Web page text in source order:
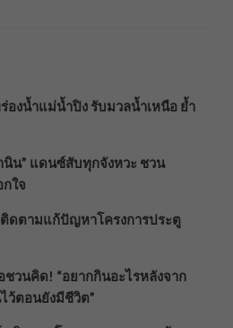
องน้ำแม่น้ำปิง รับมวลน้ำเหนือ ย้ำ
น” แดนซ์สับทุกจังหวะ ชวน
ใจ
ดตามแก้ปัญหาโครงการประตู
ชวนคิด! “อยากกินอะไรหลังจาก
ว้ตอนยังมีชีวิต”